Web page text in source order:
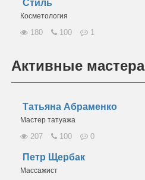
Стиль
Косметология
180 100 1
Активные мастера
Татьяна Абраменко
Мастер татуажа
207 100 0
Петр Щербак
Массажист